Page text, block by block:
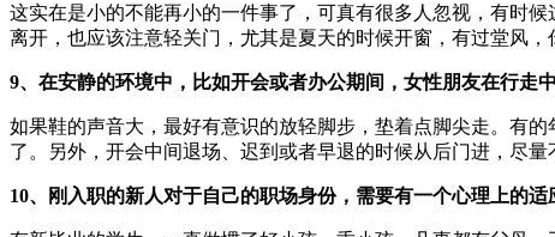
这实在是小的不能再小的一件事了，可真有很多人忽视，有时
离开，也应该注意轻关门，尤其是夏天的时候开窗，有过堂风
9、在安静的环境中，比如开会或者办公期间，女性朋友在行走
如果鞋的声音大，最好有意识的放轻脚步，垫着点脚尖走。有
了。另外，开会中间退场、迟到或者早退的时候从后门进，尽量
10、刚入职的新人对于自己的职场身份，需要有一个心理上的